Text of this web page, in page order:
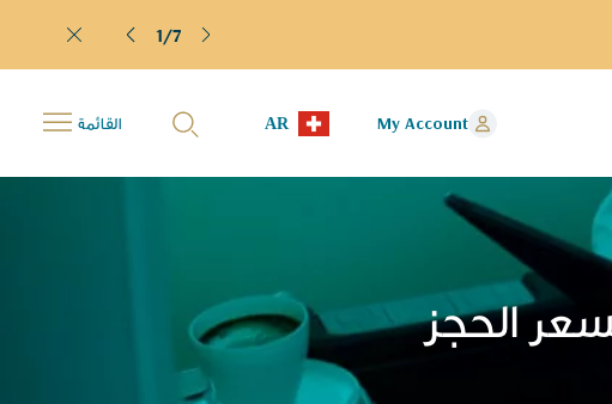
1/7
My Account
AR القائمة
الحجز